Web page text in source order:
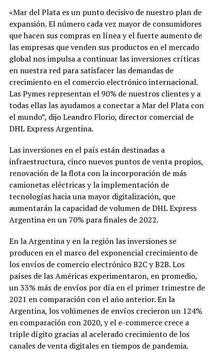
«Mar del Plata es un punto decisivo de nuestro plan de
expansión. El número cada vez mayor de consumidores
que hacen sus compras en línea y el fuerte aumento de
las empresas que venden sus productos en el mercado
global nos impulsa a continuar las inversiones críticas
en nuestra red para satisfacer las demandas de
crecimiento en el comercio electrónico internacional.
Las Pymes representan el 90% de nuestros clientes y a
todas ellas las ayudamos a conectar a Mar del Plata con
el mundo”, dijo Leandro Florio, director comercial de
DHL Express Argentina.
Las inversiones en el país están destinadas a
infraestructura, cinco nuevos puntos de venta propios,
renovación de la flota con la incorporación de más
camionetas eléctricas y la implementación de
tecnologías hacia una mayor digitalización, que
aumentarán la capacidad de volumen de DHL Express
Argentina en un 70% para finales de 2022.
En la Argentina y en la región las inversiones se
producen en el marco del exponencial crecimiento de
los envíos de comercio electrónico B2C y B2B. Los
países de las Américas experimentaron, en promedio,
un 33% más de envíos por día en el primer trimestre de
2021 en comparación con el año anterior. En la
Argentina, los volúmenes de envíos crecieron un 124%
en comparación con 2020, y el e-commerce crece a
triple dígito gracias al acelerado crecimiento de los
canales de venta digitales en tiempos de pandemia.